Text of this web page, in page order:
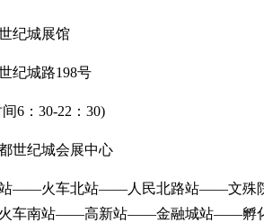
纪城展馆
纪城路198号
6：30-22：30)
世纪城会展中心
站——火车北站——人民北路站——文
南站——高新站——金融城站——孵